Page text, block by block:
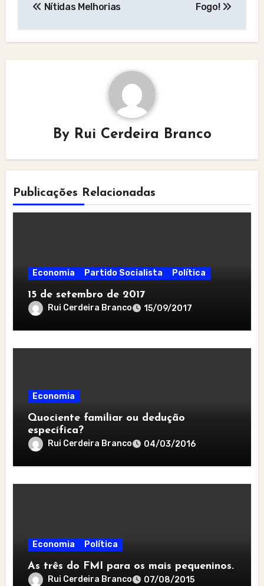
Nítidas Melhorias Fogo!
By Rui Cerdeira Branco
Publicações Relacionadas
Economia Partido Socialista Política
15 de setembro de 2017
Rui Cerdeira Branco 15/09/2017
Economia
Quociente familiar ou dedução
específica?
Rui Cerdeira Branco 04/03/2016
Economia Política
As três do FMI para os mais pequeninos.
Rui Cerdeira Branco 07/08/2015